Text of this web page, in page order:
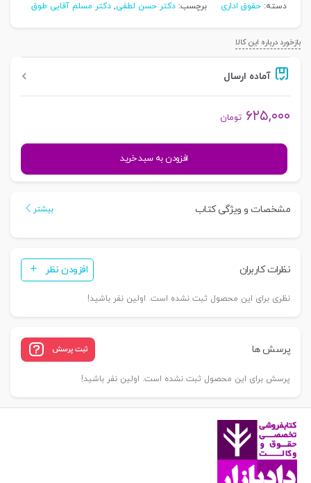
دسته: حقوق اداری برچسب: دکتر حسن لطفی, دکتر مسلم آقایی طوق
بازخورد درباره این کالا
آماده ارسال
۶۲۵,۰۰۰ تومان
حقوق
اداری
و
لطفی
افزودن به سبد خرید
مشخصات و ویژگی کتاب بیشتر
نظرات کاربران افزودن نظر
نظری برای این محصول ثبت نشده است. اولین نفر باشید!
پرسش ها ثبت پرسش
پرسش برای این محصول ثبت نشده است. اولین نفر باشید!